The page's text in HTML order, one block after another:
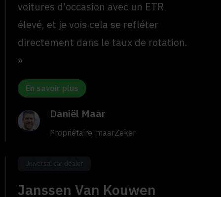
voitures d’occasion avec un ETR
élevé, et je vois cela se refléter
directement dans le taux de rotation.
»
En savoir plus
Daniël Maar
Propriétaire, maarZeker
Universal car dealer
Janssen Van Kouwen